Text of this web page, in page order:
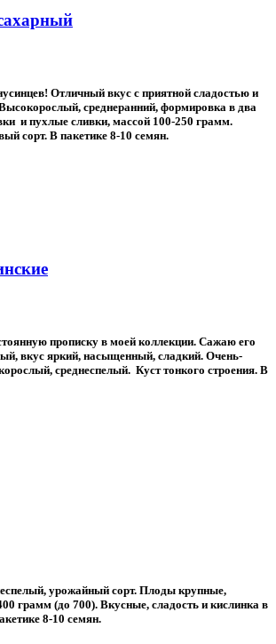
Отличный вкус с приятной сладостью и
среднеранний, формировка в два
и пухлые сливки, массой 100-250 грамм.
сорт. В пакетике 8-10 семян.
прописку в моей коллекции. Сажаю его
вкус яркий, насыщенный, сладкий. Очень-
среднеспелый. Куст тонкого строения. В
урожайный сорт. Плоды крупные,
грамм (до 700). Вкусные, сладость и кислинка в
8-10 семян.